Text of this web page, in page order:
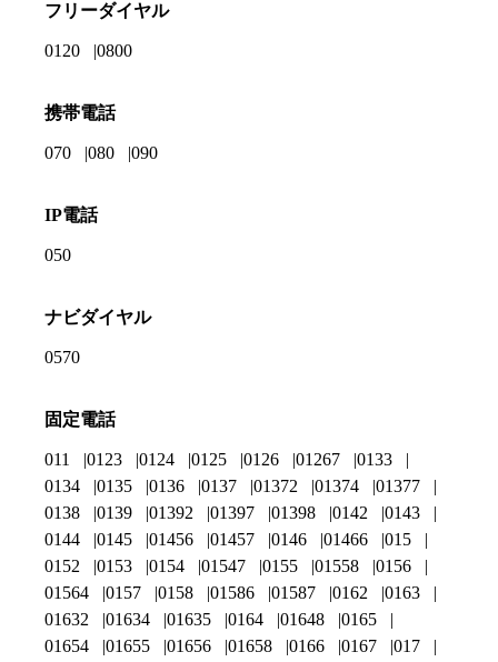
フリーダイヤル
0120 0800
携帯電話
070 080 090
IP電話
050
ナビダイヤル
0570
固定電話
011 0123 0124 0125 0126 01267
0133
0134
0135 0136 0137 01372 01374
01377
0138
0139 01392 01397 01398 0142
0143
0144
0145 01456 01457 0146 01466
015
0152
0153 0154 01547 0155 01558
0156
01564
0157 0158 01586 01587 0162
0163
01632
01634 01635 0164 01648
0165
01654
01655 01656 01658 0166 0167 017